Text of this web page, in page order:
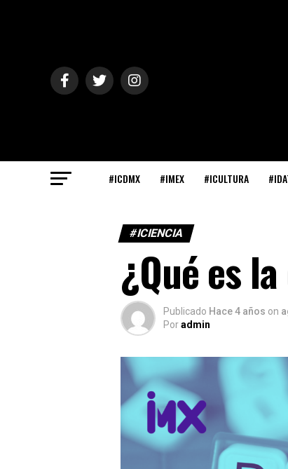
#ICDMX #IMEX #ICULTURA
#ICIENCIA
¿Qué es
Publicado Hace 4 años on
Poradmin